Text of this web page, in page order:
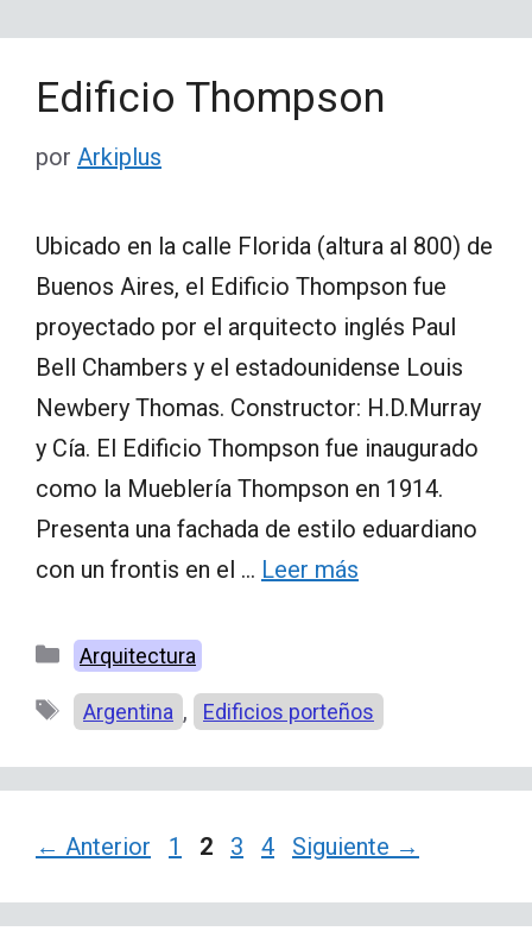
Edificio Thompson
por Arkiplus
Ubicado en la calle Florida (altura al 800) de
Buenos Aires, el Edificio Thompson fue
proyectado por el arquitecto inglés Paul
Bell Chambers y el estadounidense Louis
Newbery Thomas. Constructor: H.D.Murray
y Cía. El Edificio Thompson fue inaugurado
como la Mueblería Thompson en 1914.
Presenta una fachada de estilo eduardiano
con un frontis en el … Leer más
Categorías
Arquitectura
Etiquetas
Argentina , Edificios porteños
← Anterior Página
1 Página
2 Página
3 Página
4 Siguiente →